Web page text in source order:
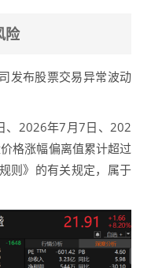
险
布股票交易异常波动
2026年7月7日、202
格涨幅偏离值累计超过
则》的有关规定，属于